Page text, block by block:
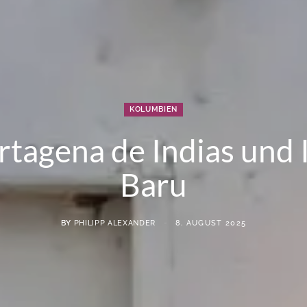
KOLUMBIEN
de Indias und
Baru
BY PHILIPP ALEXANDER 8. AUGUST 2025